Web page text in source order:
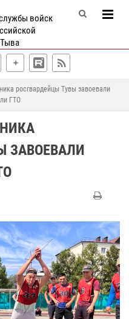
войск
росгвардейцы Тувы завоевали
ГТО
ЗАВОЕВАЛИ